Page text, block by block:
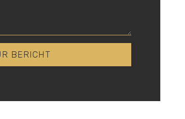
BERICHT